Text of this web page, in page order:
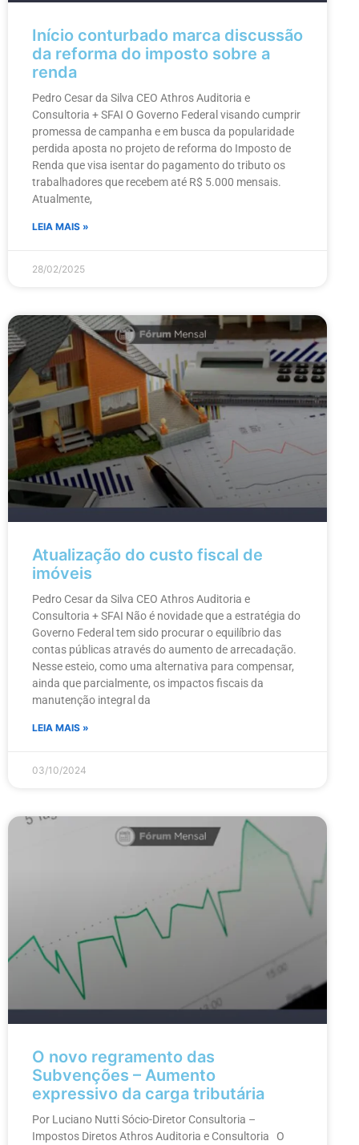
Início conturbado marca discussão
da reforma do imposto sobre a
renda
Pedro Cesar da Silva CEO Athros Auditoria e
Consultoria + SFAI O Governo Federal visando cumprir
promessa de campanha e em busca da popularidade
perdida aposta no projeto de reforma do Imposto de
Renda que visa isentar do pagamento do tributo os
trabalhadores que recebem até R$ 5.000 mensais.
Atualmente,
LEIA MAIS »
28/02/2025
Atualização do custo fiscal de
imóveis
Pedro Cesar da Silva CEO Athros Auditoria e
Consultoria + SFAI Não é novidade que a estratégia do
Governo Federal tem sido procurar o equilíbrio das
contas públicas através do aumento de arrecadação.
Nesse esteio, como uma alternativa para compensar,
ainda que parcialmente, os impactos fiscais da
manutenção integral da
LEIA MAIS »
03/10/2024
O novo regramento das
Subvenções – Aumento
expressivo da carga tributária
Por Luciano Nutti Sócio-Diretor Consultoria –
Impostos Diretos Athros Auditoria e Consultoria O